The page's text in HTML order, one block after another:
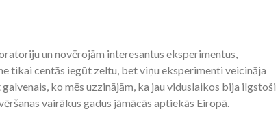
un novērojām interesantus eksperimentus,
tikai centās iegūt zeltu, bet viņu eksperimenti veicināja
ko mēs uzzinājām, ka jau viduslaikos bija ilgstoši
vairākus gadus jāmācās aptiekās Eiropā.